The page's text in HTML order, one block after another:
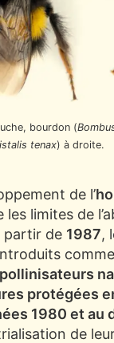
bourdon (
tenax) à droite.
de l’
les limites de
partir de 1987,
protégées
1980 et au
de